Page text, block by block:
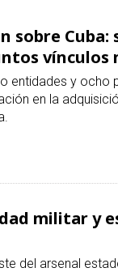
sobre
vínculos
entidades y ocho
en la
militar y
del arsenal